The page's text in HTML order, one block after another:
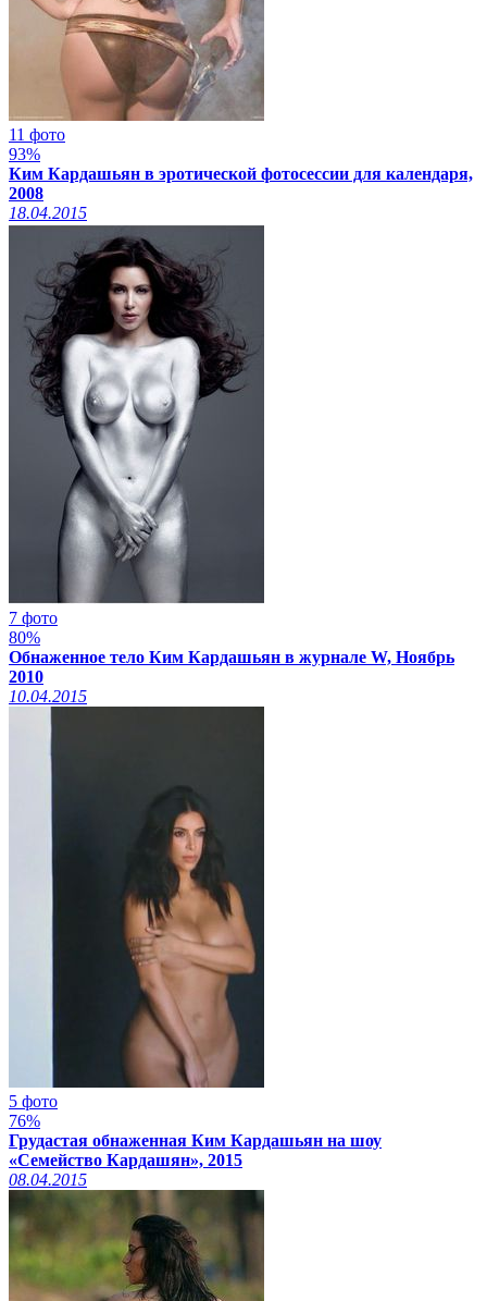
11 фото
93%
Ким Кардашьян в эротической фотосессии для календаря,
2008
18.04.2015
7 фото
80%
Обнаженное тело Ким Кардашьян в журнале W, Ноябрь
2010
10.04.2015
5 фото
76%
Грудастая обнаженная Ким Кардашьян на шоу
«Семейство Кардашян», 2015
08.04.2015